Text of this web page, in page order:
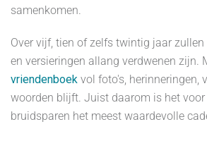
samenkomen.
Over vijf, tien of zelfs twintig jaar
en versieringen allang verdwenen zijn.
vriendenboek vol foto's, herinneringen,
woorden blijft. Juist daarom is het
bruidsparen het meest waardevolle